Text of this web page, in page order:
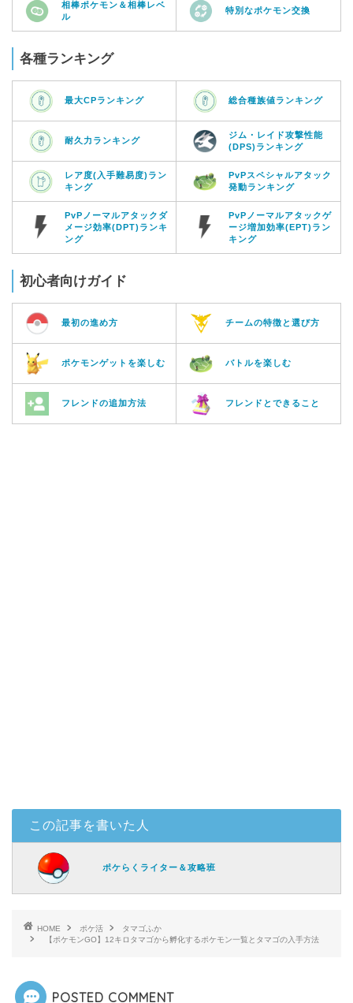
相棒ポケモン＆相棒レベ
ル
特別なポケモン交換
各種ランキング
最大CPランキング 総合種族値ランキング
耐久力ランキング
ジム・レイド攻撃性能
(DPS)ランキング
レア度(入手難易度)ラン
キング
PvPスペシャルアタック
発動ランキング
PvPノーマルアタックダ
メージ効率(DPT)ランキ
ング
PvPノーマルアタックゲ
ージ増加効率(EPT)ラン
キング
初心者向けガイド
最初の進め方 チームの特徴と選び方
ポケモンゲットを楽しむ バトルを楽しむ
フレンドの追加方法 フレンドとできること
この記事を書いた人
ポケらくライター＆攻略班
HOME ポケ活
タマゴふか
【ポケモンGO】12キロタマゴから孵化するポケモン一覧とタマゴの入手方法
POSTED COMMENT